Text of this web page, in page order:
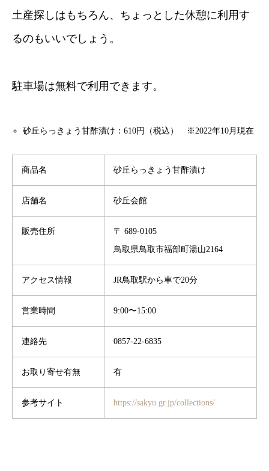
土産探しはもちろん、ちょっとした休憩に利用す
るのもいいでしょう。
駐車場は無料で利用できます。
砂丘らっきょう甘酢漬け：610円（税込） ※2022年10月現在
商品名 砂丘らっきょう甘酢漬け
店舗名 砂丘会館
販売住所
〒 689-0105
鳥取県鳥取市福部町湯山2164
アクセス情報 JR鳥取駅から車で20分
営業時間 9:00〜15:00
連絡先 0857-22-6835
お取り寄せ有無 有
参考サイト https://sakyu.gr.jp/collections/